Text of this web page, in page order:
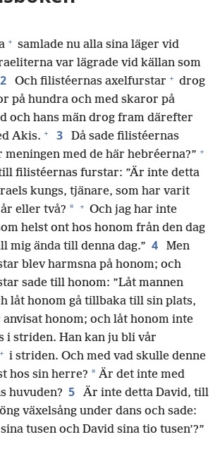
+ samlade nu alla sina läger vid
var lägrade vid källan som
2 Och filistéernas axelfurstar + drog
på hundra och med skaror på
och hans män drog fram därefter
Akis. + 3
Då sade filistéernas
med de här hebréerna?” +
filistéernas furstar: ”Är inte detta
kungs, tjänare, som har varit
eller två? * + Och jag har inte
helst ont hos honom från den dag
mig ända till denna dag.” 4
Men
blev harmsna på honom; och
sade till honom: ”Låt mannen
låt honom gå tillbaka till sin plats,
anvisat honom; och låt honom inte
i striden. Han kan ju bli vår
+ i striden. Och med vad skulle denne
hos sin herre? * Är det inte med
huvuden? 5
Är inte detta David, till
växelsång under dans och sade:
tusen och David sina tio tusen’?”